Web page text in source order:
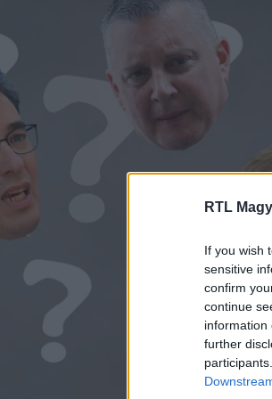
RTL
If you wish
sensitive
confirm
continue
information
further